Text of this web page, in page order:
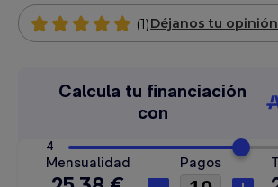
(1)Déjanos tu opinión